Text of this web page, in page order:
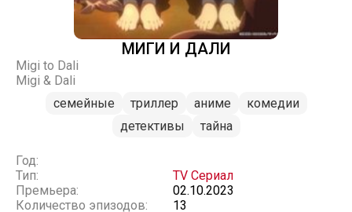
МИГИ И ДАЛИ
Migi to Dali
Migi & Dali
семейные
триллер аниме
комедии
детективы
тайна
Год:
Тип:
TV Сериал
Премьера:
02.10.2023
Количество эпизодов:
13